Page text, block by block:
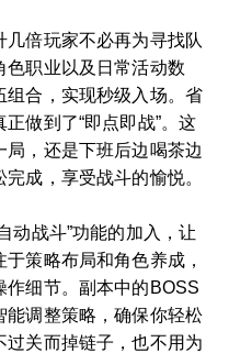
倍玩家不必再为寻找队
色职业以及日常活动数
组合，实现秒级入场。省
做到了“即点即战”。这
，还是下班后边喝茶边
成，享受战斗的愉悦。
动战斗”功能的加入，让
策略布局和角色养成，
作细节。副本中的BOSS
能调整策略，确保你轻松
过关而掉链子，也不用为